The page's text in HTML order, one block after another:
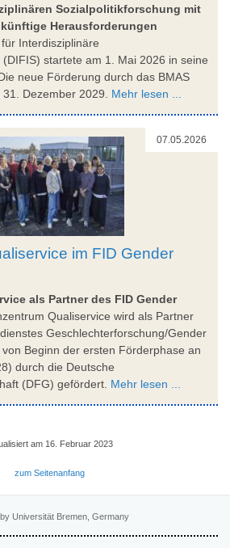
Sozialpolitikforschung mit
Herausforderungen
Interdisziplinäre
startete am 1. Mai 2026 in seine
neue Förderung durch das BMAS
Dezember 2029. Mehr lesen ...
07.05.2026
im FID Gender
als Partner des FID Gender
Qualiservice wird als Partner
Geschlechterforschung/Gender
Beginn der ersten Förderphase an
durch die Deutsche
(DFG) gefördert. Mehr lesen ...
am 16. Februar 2023
zum Seitenanfang
Universität Bremen, Germany